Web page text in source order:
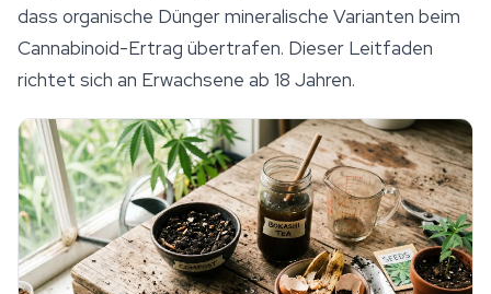
dass organische Dünger mineralische Varianten beim
Cannabinoid-Ertrag übertrafen. Dieser Leitfaden
richtet sich an Erwachsene ab 18 Jahren.